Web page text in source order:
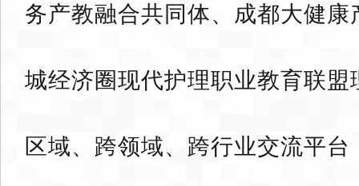
务产教融合共同体、成都大健
城经济圈现代护理职业教育联
区域、跨领域、跨行业交流平